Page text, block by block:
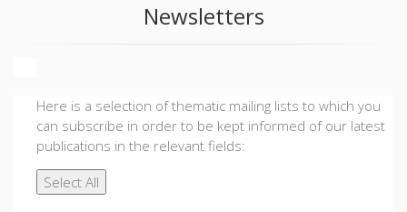
Newsletters
Here is a selection of thematic mailing lists to which you
can subscribe in order to be kept informed of our latest
publications in the relevant fields: